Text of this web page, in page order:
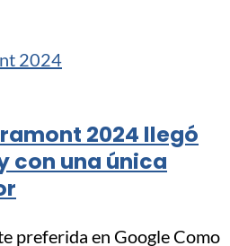
2024 llegó
con una única
preferida en Google Como